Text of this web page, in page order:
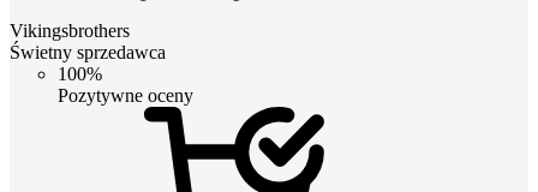
Vikingsbrothers
Świetny sprzedawca
100%
Pozytywne oceny